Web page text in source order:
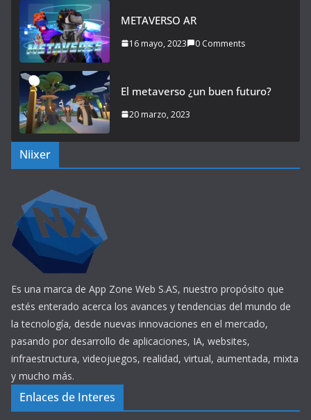
METAVERSO AR
16 mayo, 2023 0 Comments
El metaverso ¿un buen futuro?
20 marzo, 2023
Niixer
Es una marca de App Zone Web S.AS, nuestro propósito que
estés enterado acerca los avances y tendencias del mundo de
la tecnología, desde nuevas innovaciones en el mercado,
pasando por desarrollo de aplicaciones, IA, websites,
infraestructura, videojuegos, realidad, virtual, aumentada, mixta
y mucho más.
Enlaces de Interes